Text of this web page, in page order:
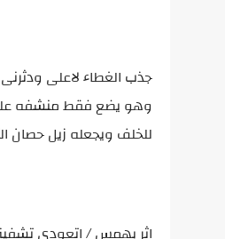
جذب الغطاء لاعلى
وهو يضع فقط منشفه
للخلف ويجعله زيل حصان
اثر بهمس / اتعودى